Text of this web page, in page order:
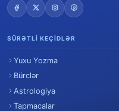
SÜRƏTLI KEÇIDLƏR
Yuxu Yozma
Bürclər
Astrologiya
Tapmacalar